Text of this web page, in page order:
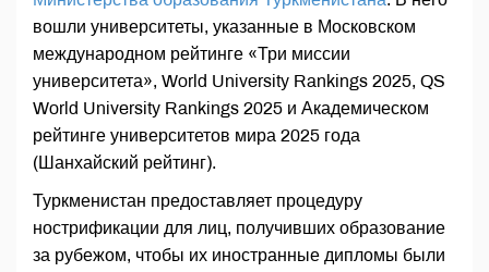
вошли университеты, указанные в Московском
международном рейтинге «Три миссии
университета», World University Rankings 2025, QS
World University Rankings 2025 и Академическом
рейтинге университетов мира 2025 года
(Шанхайский рейтинг).
Туркменистан предоставляет процедуру
нострификации для лиц, получивших образование
за рубежом, чтобы их иностранные дипломы были